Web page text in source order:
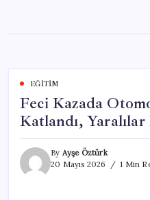
content
EĞITIM
Feci Kazada
Katlandı,
By Ayşe Öztürk
20 Mayıs 2026
1 Min